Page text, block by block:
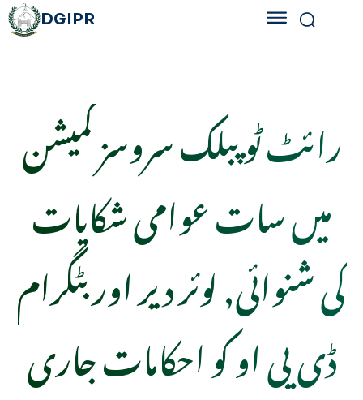
DGIPR
رائٹ ٹو پبلک سروسز کمیشن
میں سات عوامی شکایات
کی شنوائی, لوئر دیر اور بٹگرام
ڈی پی او کو احکامات جاری